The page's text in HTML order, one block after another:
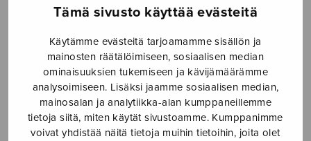
Tämä sivusto käyttää evästeitä
Käytämme evästeitä tarjoamamme sisällön ja
mainosten räätälöimiseen, sosiaalisen median
ominaisuuksien tukemiseen ja kävijämäärämme
analysoimiseen. Lisäksi jaamme sosiaalisen median,
mainosalan ja analytiikka-alan kumppaneillemme
tietoja siitä, miten käytät sivustoamme. Kumppanimme
voivat yhdistää näitä tietoja muihin tietoihin, joita olet
Etusivu › Media › Kolme madrigaalia_S2975
Kolme madrigaalia_S2975
27.10.2023